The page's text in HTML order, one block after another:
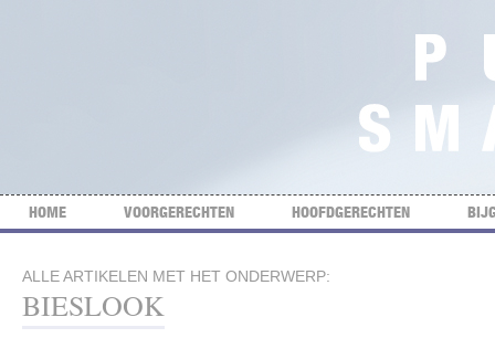
HOME VOORGERECHTEN HOOFDGERECHTEN
ALLE ARTIKELEN MET HET ONDERWERP:
BIESLOOK